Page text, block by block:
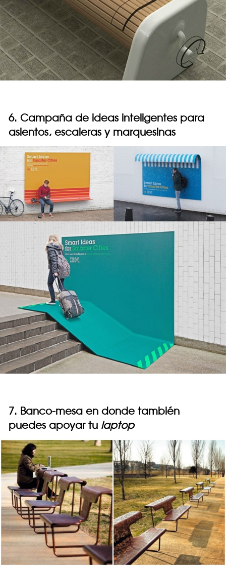
6. Campaña de ideas inteligentes para
asientos, escaleras y marquesinas
7. Banco-mesa en donde también
puedes apoyar tu laptop